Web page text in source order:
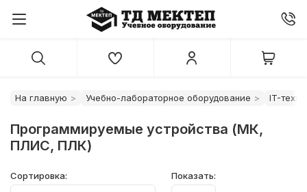
На главную Учебно-лабораторное оборудование IT-
Программируемые устройства (МК,
ПЛИС, ПЛК)
Сортировка: Показать: